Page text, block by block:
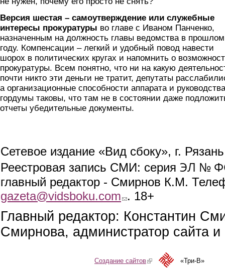
Версия шестая – самоутверждение или служебные
интересы прокуратуры во главе с Иваном Панченко,
назначенным на должность главы ведомства в прошлом
году. Компенсации – легкий и удобный повод навести
шорох в политических кругах и напомнить о
прокуратуры. Всем понятно, что ни на какую
почти никто эти деньги не тратит, депутаты
а организационные способности аппарата и руководства
гордумы таковы, что там не в состоянии даже
отчеты убедительные документы.
Сетевое издание «Вид сбоку», г.
Реестровая запись СМИ: серия ЭЛ №
главный редактор - Смирнов К.М.
gazeta@vidsboku.com (link sends e-mail)
. 18+
Главный редактор: Константин
Смирнова, администратор сайта
Создание сайтов(link is external)«Три-В»